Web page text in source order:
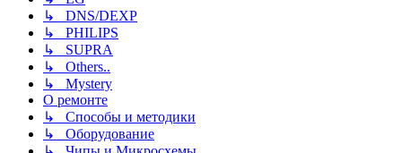
↳ DNS/DEXP
↳ PHILIPS
↳ SUPRA
↳ Others..
↳ Mystery
О ремонте
↳ Способы и методики
↳ Оборудование